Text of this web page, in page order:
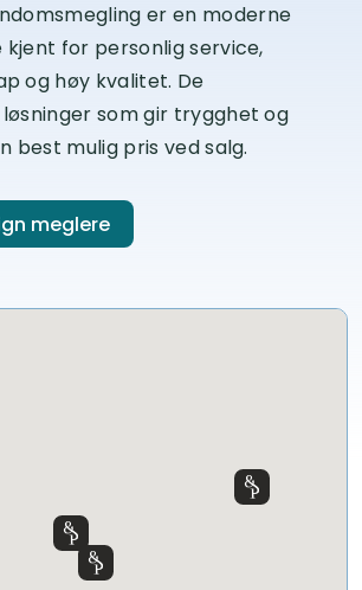
er en moderne
kjent for personlig service,
og høy kvalitet. De
som gir trygghet og
best mulig pris ved salg.
meglere